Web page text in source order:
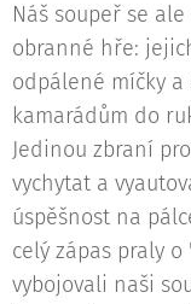
Náš soupeř se
obranné hře:
odpálené míčky
kamarádům do
Jedinou zbraní
vychytat a
úspěšnost na
celý zápas praly
vybojovali naši